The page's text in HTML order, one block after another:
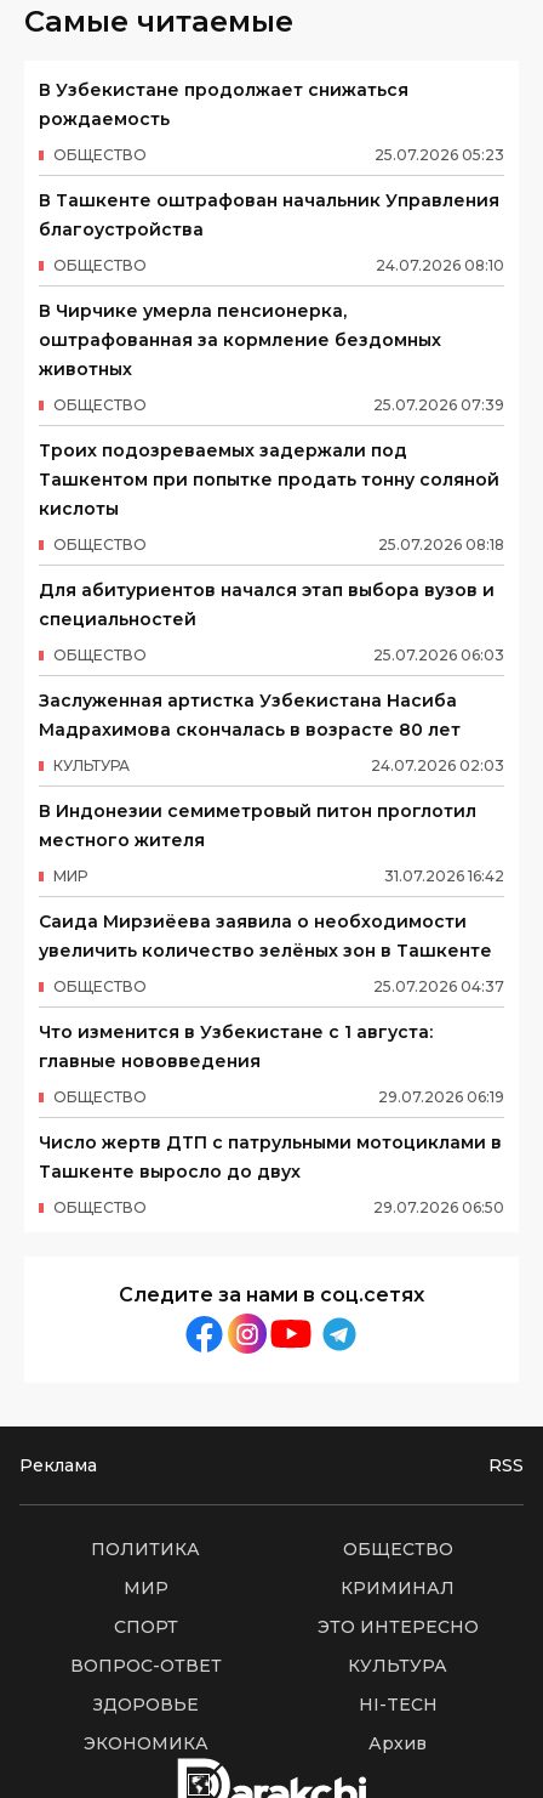
Самые читаемые
В Узбекистане продолжает снижаться
рождаемость
25.07.2026 05:23
ОБЩЕСТВО
В Ташкенте оштрафован начальник Управления
благоустройства
24.07.2026 08:10
ОБЩЕСТВО
В Чирчике умерла пенсионерка,
оштрафованная за кормление бездомных
животных
25.07.2026 07:39
ОБЩЕСТВО
Троих подозреваемых задержали под
Ташкентом при попытке продать тонну соляной
кислоты
25.07.2026 08:18
ОБЩЕСТВО
Для абитуриентов начался этап выбора вузов и
специальностей
25.07.2026 06:03
ОБЩЕСТВО
Заслуженная артистка Узбекистана Насиба
Мадрахимова скончалась в возрасте 80 лет
24.07.2026 02:03
КУЛЬТУРА
В Индонезии семиметровый питон проглотил
местного жителя
31.07.2026 16:42
МИР
Саида Мирзиёева заявила о необходимости
увеличить количество зелёных зон в Ташкенте
25.07.2026 04:37
ОБЩЕСТВО
Что изменится в Узбекистане с 1 августа:
главные нововведения
29.07.2026 06:19
ОБЩЕСТВО
Число жертв ДТП с патрульными мотоциклами в
Ташкенте выросло до двух
29.07.2026 06:50
ОБЩЕСТВО
Следите за нами в соц.сетях
Реклама RSS
ПОЛИТИКА
ОБЩЕСТВО
МИР
КРИМИНАЛ
СПОРТ
ЭТО ИНТЕРЕСНО
ВОПРОС-ОТВЕТ
КУЛЬТУРА
ЗДОРОВЬЕ
HI-TECH
ЭКОНОМИКА
Архив